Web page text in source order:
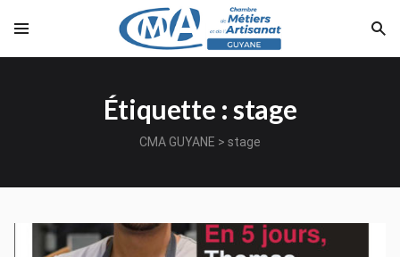
Étiquette : stage
CMA GUYANE > stage